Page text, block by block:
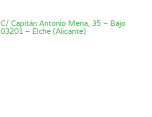
C/ Capitán Antonio Mena, 35 – Bajo
03201 – Elche (Alicante)